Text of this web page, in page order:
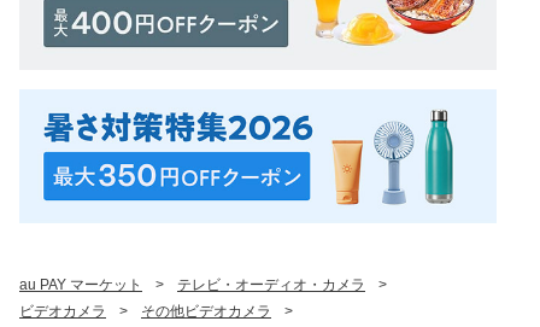
au PAY マーケット > テレビ・オーディオ・カメラ
>
ビデオカメラ
> その他ビデオカメラ
>